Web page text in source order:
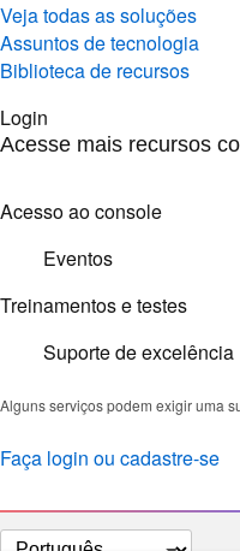
Veja todas as soluções
Assuntos de tecnologia
Biblioteca de recursos
Login
Acesse mais recursos
Acesso ao console
Eventos
Treinamentos e testes
Suporte de excelência
Alguns serviços podem exigir uma
Faça login ou cadastre-se
Selecionar